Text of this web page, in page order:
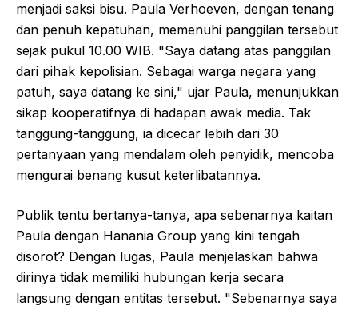
menjadi saksi bisu. Paula Verhoeven, dengan tenang
dan penuh kepatuhan, memenuhi panggilan tersebut
sejak pukul 10.00 WIB. "Saya datang atas panggilan
dari pihak kepolisian. Sebagai warga negara yang
patuh, saya datang ke sini," ujar Paula, menunjukkan
sikap kooperatifnya di hadapan awak media. Tak
tanggung-tanggung, ia dicecar lebih dari 30
pertanyaan yang mendalam oleh penyidik, mencoba
mengurai benang kusut keterlibatannya.
Publik tentu bertanya-tanya, apa sebenarnya kaitan
Paula dengan Hanania Group yang kini tengah
disorot? Dengan lugas, Paula menjelaskan bahwa
dirinya tidak memiliki hubungan kerja secara
langsung dengan entitas tersebut. "Sebenarnya saya